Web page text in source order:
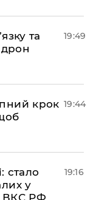
та
дрон
19:49
крок 19:44
стало
у
ВКС РФ
19:16